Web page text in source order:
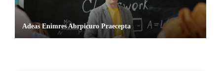
Adeas Enimres Abrpicuro Praecepta